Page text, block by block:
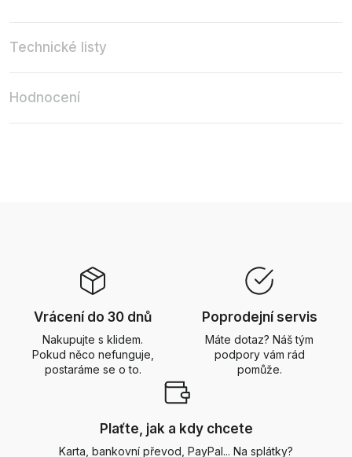
Technické listy
Hodnocení
Vrácení do 30 dnů
Nakupujte s klidem.
Pokud něco nefunguje,
postaráme se o to.
Poprodejní servis
Máte dotaz? Náš tým
podpory vám rád
pomůže.
Plaťte, jak a kdy chcete
Karta, bankovní převod, PayPal... Na splátky?